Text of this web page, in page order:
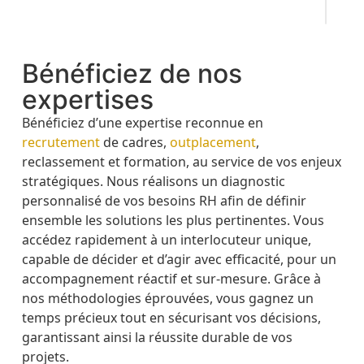
Bénéficiez de nos
expertises
Bénéficiez d’une expertise reconnue en
recrutementde cadres, outplacement,
reclassement et formation, au service de vos enjeux
stratégiques. Nous réalisons un diagnostic
personnalisé de vos besoins RH afin de définir
ensemble les solutions les plus pertinentes. Vous
accédez rapidement à un interlocuteur unique,
capable de décider et d’agir avec efficacité, pour un
accompagnement réactif et sur-mesure. Grâce à
nos méthodologies éprouvées, vous gagnez un
temps précieux tout en sécurisant vos décisions,
garantissant ainsi la réussite durable de vos
projets.